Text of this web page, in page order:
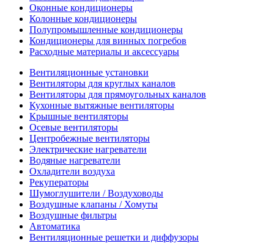
Оконные кондиционеры
Колонные кондиционеры
Полупромышленные кондиционеры
Кондиционеры для винных погребов
Расходные материалы и аксессуары
Вентиляционные установки
Вентиляторы для круглых каналов
Вентиляторы для прямоугольных каналов
Кухонные вытяжные вентиляторы
Крышные вентиляторы
Осевые вентиляторы
Центробежные вентиляторы
Электрические нагреватели
Водяные нагреватели
Охладители воздуха
Рекуператоры
Шумоглушители / Воздуховоды
Воздушные клапаны / Хомуты
Воздушные фильтры
Автоматика
Вентиляционные решетки и диффузоры